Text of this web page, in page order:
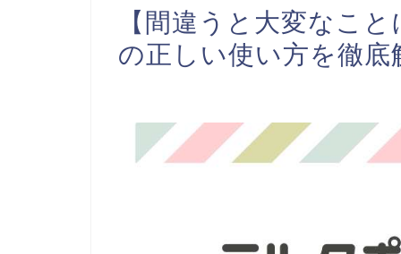
【間違うと大変なこ
の正しい使い方を徹底